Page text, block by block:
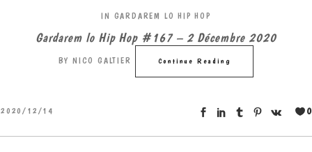
IN GARDAREM LO HIP HOP
Gardarem lo Hip Hop #167 – 2 Décembre 2020
BY NICO GALTIER Continue Reading
2020/12/14 0